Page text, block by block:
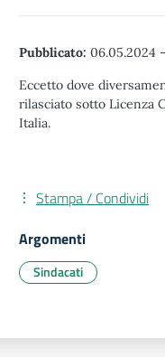
Pubblicato: 06.05.2024 -
Eccetto dove
rilasciato sotto Licenza
Italia.
Stampa / Condividi
Argomenti
Sindacati